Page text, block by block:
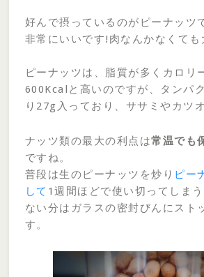
好んで摂っているのがピーナッツ
非常にいいです!肉なんかなくても
ピーナッツは、脂質が多くカロリ
600Kcalと高いのですが、タンパ
り27g入っており、ササミやカツ
ナッツ類の最大の利点は常温でも
ですね。
普段は生のピーナッツを炒り ピー
して 1週間ほどで使い切ってしま
ない分はガラスの密封びんにスト
す。